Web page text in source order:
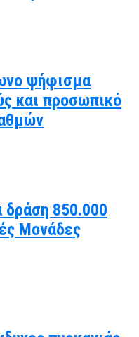
ψήφισμα
και προσωπικό
δράση 850.000
Μονάδες